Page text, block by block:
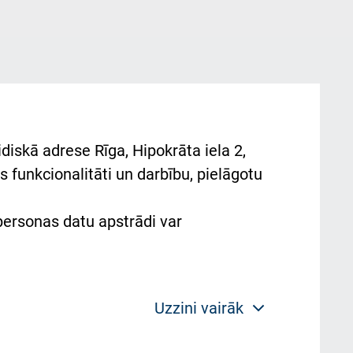
adrese Rīga, Hipokrāta iela 2,
funkcionalitāti un darbību, pielāgotu
datu apstrādi var
Uzzini vairāk